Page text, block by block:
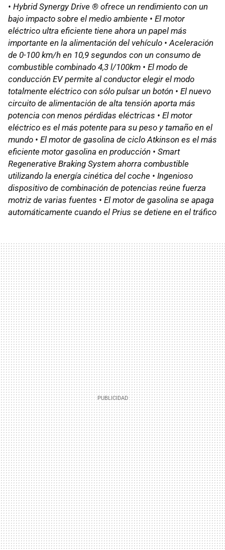
• Hybrid Synergy Drive ® ofrece un rendimiento con un
bajo impacto sobre el medio ambiente • El motor
eléctrico ultra eficiente tiene ahora un papel más
importante en la alimentación del vehículo • Aceleración
de 0-100 km/h en 10,9 segundos con un consumo de
combustible combinado 4,3 l/100km • El modo de
conducción EV permite al conductor elegir el modo
totalmente eléctrico con sólo pulsar un botón • El nuevo
circuito de alimentación de alta tensión aporta más
potencia con menos pérdidas eléctricas • El motor
eléctrico es el más potente para su peso y tamaño en el
mundo • El motor de gasolina de ciclo Atkinson es el más
eficiente motor gasolina en producción • Smart
Regenerative Braking System ahorra combustible
utilizando la energía cinética del coche • Ingenioso
dispositivo de combinación de potencias reúne fuerza
motriz de varias fuentes • El motor de gasolina se apaga
automáticamente cuando el Prius se detiene en el tráfico